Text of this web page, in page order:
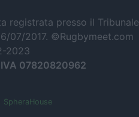
registrata presso il Tribunale
07/2017. ©Rugbymeet.com
2023
07820820962
SpheraHouse